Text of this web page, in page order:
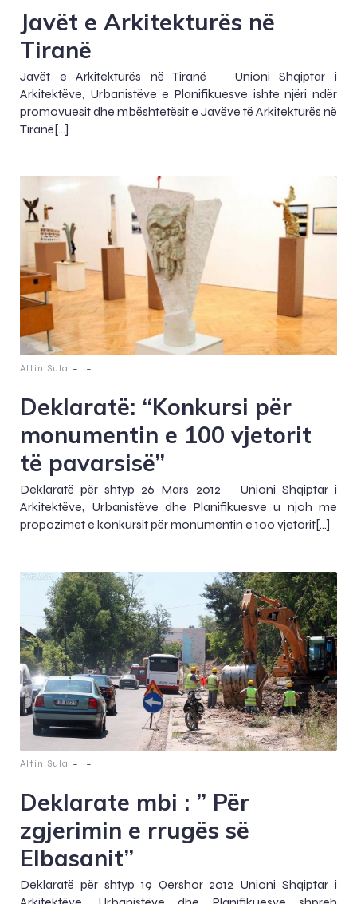
Javët e Arkitekturës në
Tiranë
Javët e Arkitekturës në Tiranë Unioni Shqiptar i
Arkitektëve, Urbanistëve e Planifikuesve ishte njëri ndër
promovuesit dhe mbështetësit e Javëve të Arkitekturës në
Tiranë[…]
Altin Sula - -
Deklaratë: “Konkursi për
monumentin e 100 vjetorit
të pavarsisë”
Deklaratë për shtyp 26 Mars 2012 Unioni Shqiptar i
Arkitektëve, Urbanistëve dhe Planifikuesve u njoh me
propozimet e konkursit për monumentin e 100 vjetorit[…]
Altin Sula - -
Deklarate mbi : ” Për
zgjerimin e rrugës së
Elbasanit”
Deklaratë për shtyp 19 Qershor 2012 Unioni Shqiptar i